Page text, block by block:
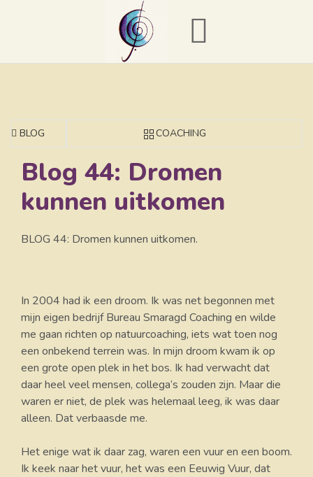
BLOG COACHING
Blog 44: Dromen
kunnen uitkomen
BLOG 44: Dromen kunnen uitkomen.
In 2004 had ik een droom. Ik was net begonnen met
mijn eigen bedrijf Bureau Smaragd Coaching en wilde
me gaan richten op natuurcoaching, iets wat toen nog
een onbekend terrein was. In mijn droom kwam ik op
een grote open plek in het bos. Ik had verwacht dat
daar heel veel mensen, collega’s zouden zijn. Maar die
waren er niet, de plek was helemaal leeg, ik was daar
alleen. Dat verbaasde me.
Het enige wat ik daar zag, waren een vuur en een boom.
Ik keek naar het vuur, het was een Eeuwig Vuur, dat